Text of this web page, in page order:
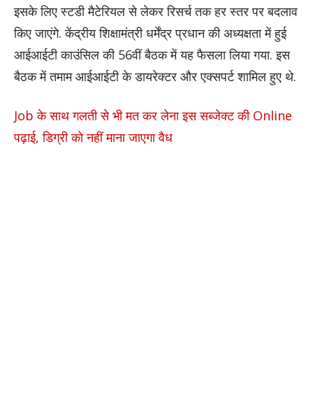
इसके लिए स्टडी मैटेरियल से लेकर रिसर्च तक हर स्तर पर बदलाव
किए जाएंगे. केंद्रीय शिक्षामंत्री धर्मेंद्र प्रधान की अध्यक्षता में हुई
आईआईटी काउंसिल की 56वीं बैठक में यह फैसला लिया गया. इस
बैठक में तमाम आईआईटी के डायरेक्टर और एक्सपर्ट शामिल हुए थे.
Job के साथ गलती से भी मत कर लेना इस सब्जेक्ट की Online
पढ़ाई, डिग्री को नहीं माना जाएगा वैध